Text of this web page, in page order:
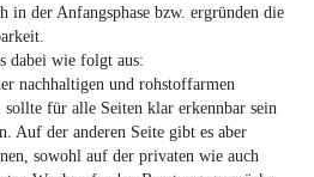
in der Anfangsphase bzw. ergründen die
dabei wie folgt aus:
nachhaltigen und rohstoffarmen
für alle Seiten klar erkennbar sein
Auf der anderen Seite gibt es aber
sowohl auf der privaten wie auch